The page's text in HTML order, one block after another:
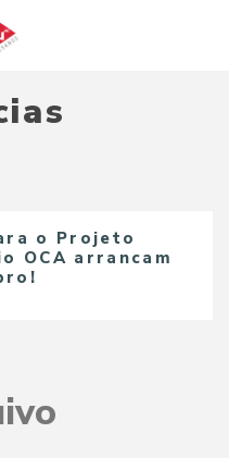
o Projeto
OCA arrancam